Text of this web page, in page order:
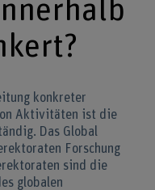
konkreter
Aktivitäten ist die
Das Global
Forschung
sind die
globalen